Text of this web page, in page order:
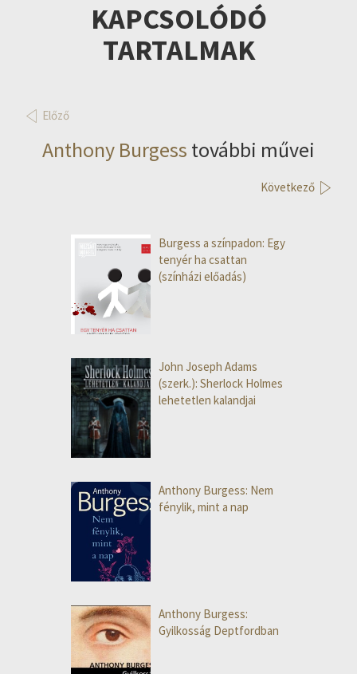
KAPCSOLÓDÓ
TARTALMAK
Előző
Anthony Burgess további művei
Következő
Burgess a színpadon: Egy
tenyér ha csattan
(színházi előadás)
John Joseph Adams
(szerk.): Sherlock Holmes
lehetetlen kalandjai
Anthony Burgess: Nem
fénylik, mint a nap
Anthony Burgess:
Gyilkosság Deptfordban